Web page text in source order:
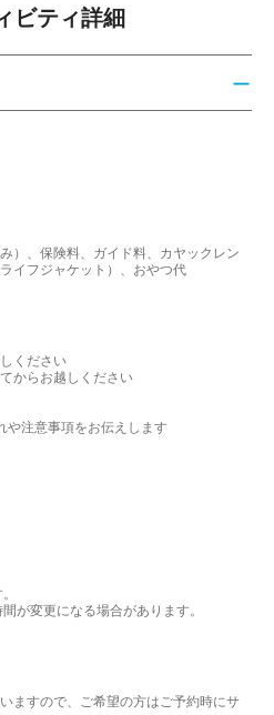
ビティ詳細
）、保険料、ガイド料、カヤックレン
イフジャケット）、おやつ代
ください
からお越しください
や注意事項をお伝えします
が変更になる場合があります。
ますので、ご希望の方はご予約時にサ